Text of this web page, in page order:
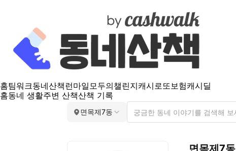
홈팀워크동네산책 런마일모두의챌린지캐시로또보험캐시딜
홈동네 생활주변 산책산책 기록
면목제7동
면목제7동